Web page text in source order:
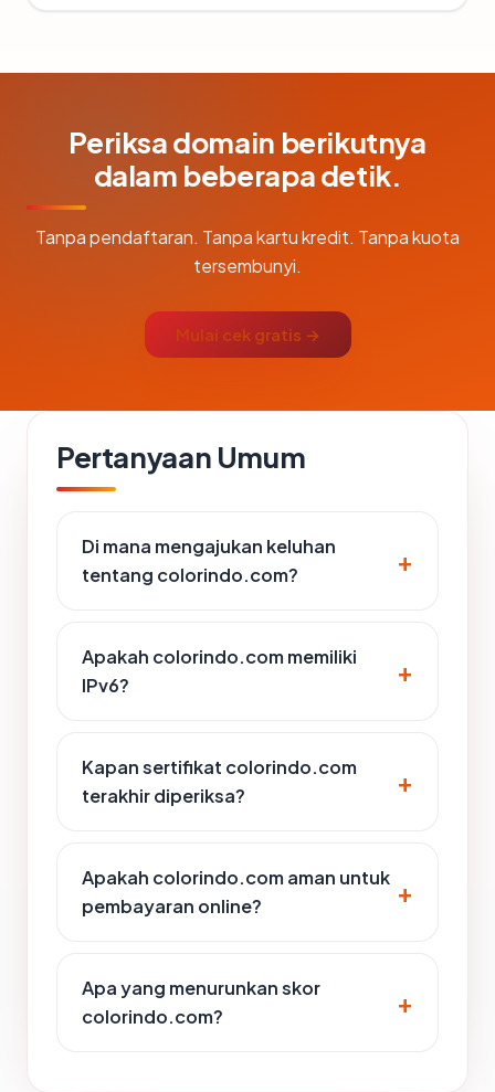
Periksa domain berikutnya
dalam beberapa detik.
Tanpa pendaftaran. Tanpa kartu kredit. Tanpa kuota
tersembunyi.
Mulai cek gratis →
Pertanyaan Umum
Di mana mengajukan keluhan
tentang colorindo.com?
Apakah colorindo.com memiliki
IPv6?
Kapan sertifikat colorindo.com
terakhir diperiksa?
Apakah colorindo.com aman untuk
pembayaran online?
Apa yang menurunkan skor
colorindo.com?